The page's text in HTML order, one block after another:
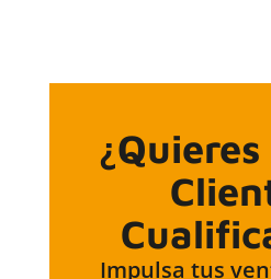
Impulsa tus